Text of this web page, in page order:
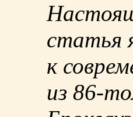
статья
к
из 86-